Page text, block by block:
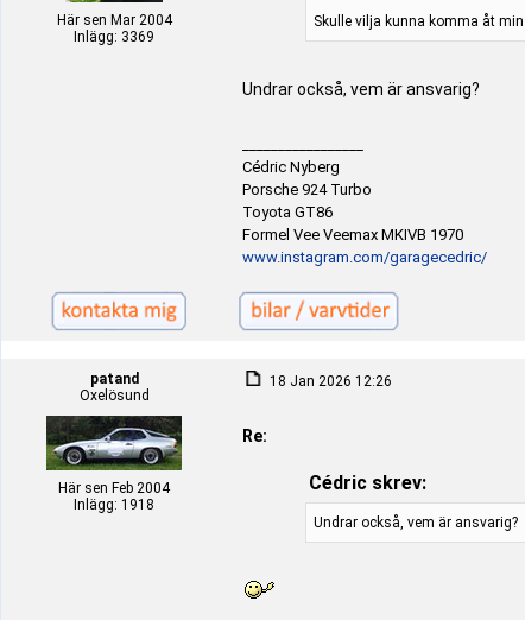
Här sen Mar 2004
Inlägg: 3369
Skulle vilja kunna komma åt
Undrar också, vem är ansvarig?
Cédric Nyberg
Porsche 924 Turbo
Toyota GT86
Formel Vee Veemax MKIVB 1970
www.instagram.com/garagecedric/
patand
Oxelösund
Här sen Feb 2004
Inlägg: 1918
18 Jan 2026 12:26
Re:
Cédric skrev:
Undrar också, vem är ansvarig?